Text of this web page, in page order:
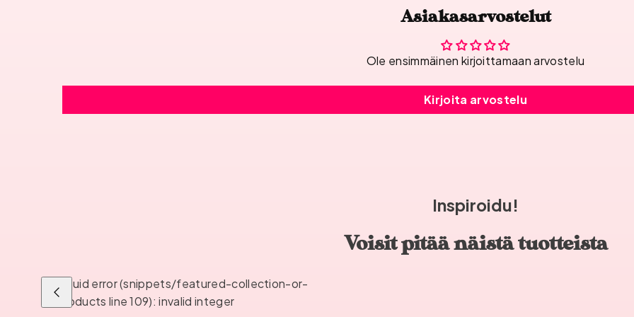
Asiakasarvostelut
Ole ensimmäinen kirjoittamaan arvostelu
Kirjoita arvostelu
Inspiroidu!
Voisit pitää näistä tuotteista
Liquid error (snippets/featured-collection-or-
products line 109): invalid integer
Liu'uta
vasemmalle